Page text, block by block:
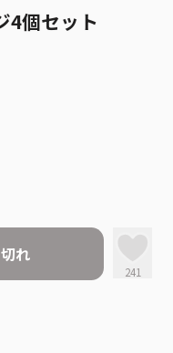
4個セット
れ
241